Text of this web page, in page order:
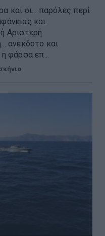
και οι... παρόλες περί
και
Αριστερή
ανέκδοτο και
φάρσα επ...